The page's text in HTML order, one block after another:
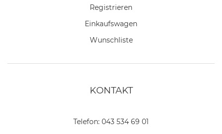
Registrieren
Einkaufswagen
Wunschliste
KONTAKT
Telefon: 043 534 69 01